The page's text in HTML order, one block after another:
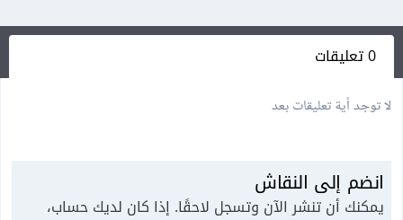
0 تعليقات
لا توجد أية تعليقات بعد
انضم إلى النقاش
يمكنك أن تنشر الآن وتسجل لاحقًا. إذا كان لديك حساب،